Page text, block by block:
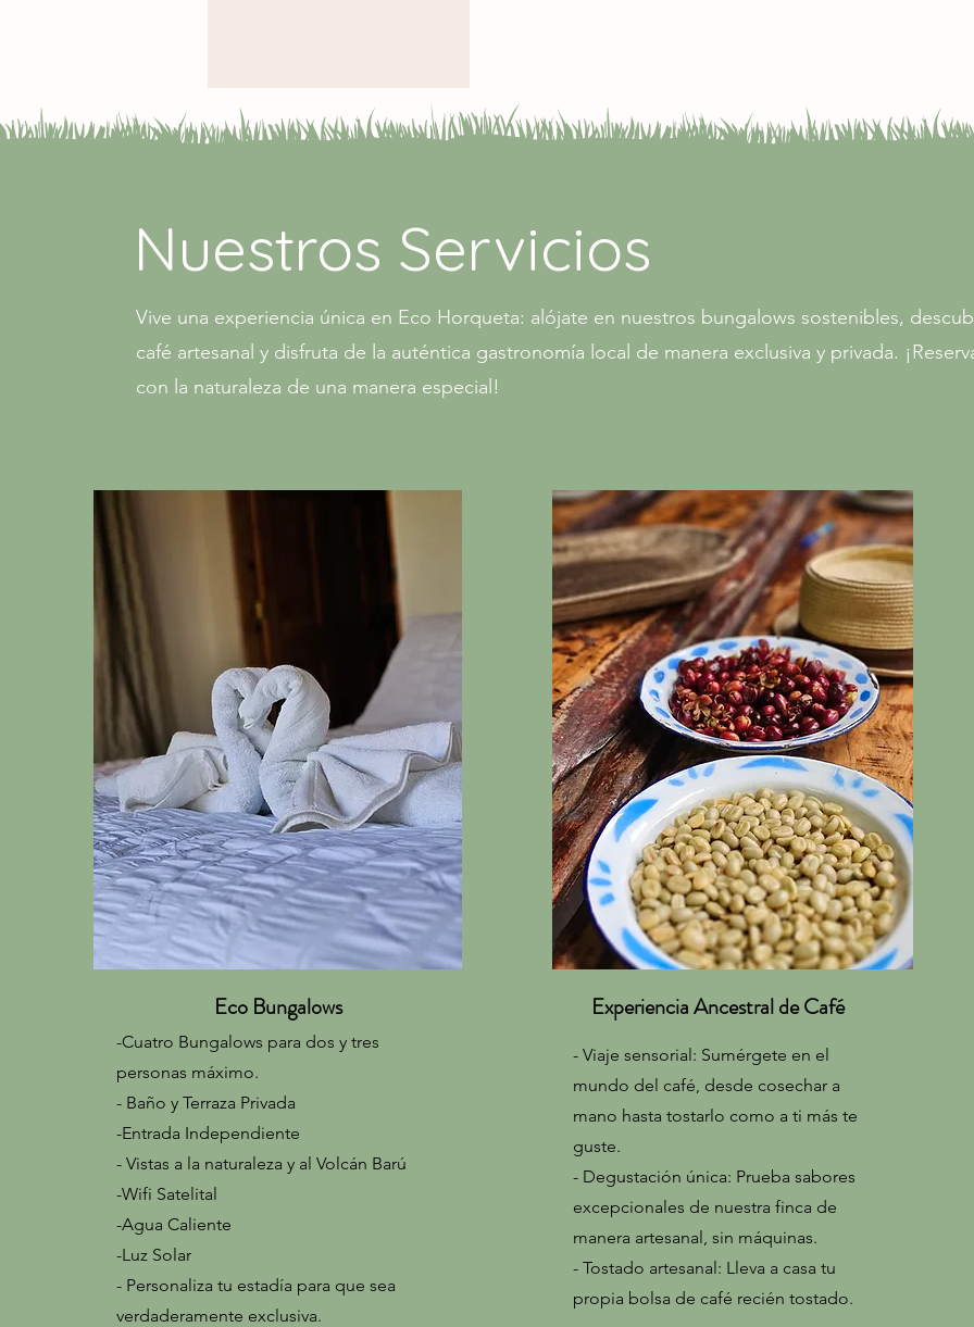
Nuestros Servicios
Vive una experiencia única en Eco Horqueta: alójate en nuestros bungalows sostenibles,
café artesanal y disfruta de la auténtica gastronomía local de manera exclusiva y privada.
con la naturaleza de una manera especial!
Eco Bungalows
-Cuatro Bungalows para dos y tres
personas máximo.
- Baño y Terraza Privada
-Entrada Independiente
- Vistas a la naturaleza y al Volcán Barú
-Wifi Satelital
-Agua Caliente
-Luz Solar
- Personaliza tu estadía para que sea
verdaderamente exclusiva.
Experiencia Ancestral de Café
- Viaje sensorial: Sumérgete en el
mundo del café, desde cosechar a
mano hasta tostarlo como a ti más te
guste.
- Degustación única: Prueba sabores
excepcionales de nuestra finca de
manera artesanal, sin máquinas.
- Tostado artesanal: Lleva a casa tu
propia bolsa de café recién tostado.